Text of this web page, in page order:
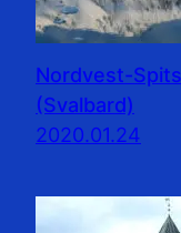
Nordvest-
(Svalbard)
2020.01.24